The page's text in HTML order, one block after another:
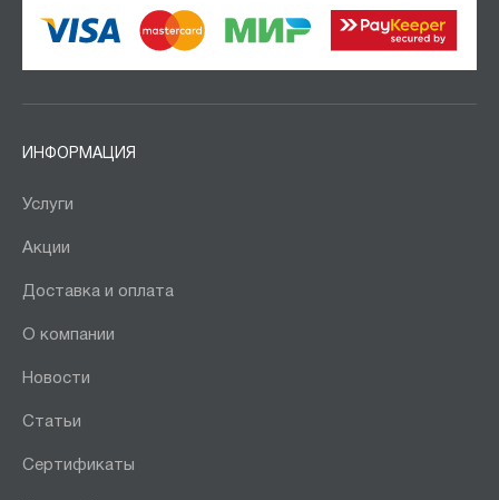
ИНФОРМАЦИЯ
Услуги
Акции
Доставка и оплата
О компании
Новости
Статьи
Сертификаты